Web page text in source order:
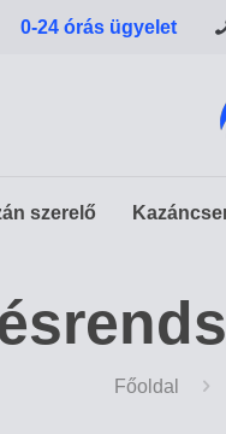
0-24 órás ügyelet
szerelő
Főoldal